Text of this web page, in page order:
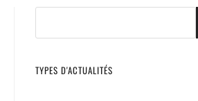
TYPES D'ACTUALITÉS